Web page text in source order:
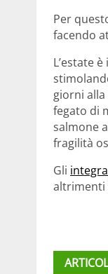
Per
facendo
L’estate
giorni
fegato di
salmone
fragilità
Gli
altrimenti